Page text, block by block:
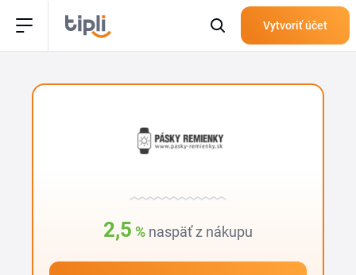
Vytvoriť účet
2,5 % naspäť z nákupu